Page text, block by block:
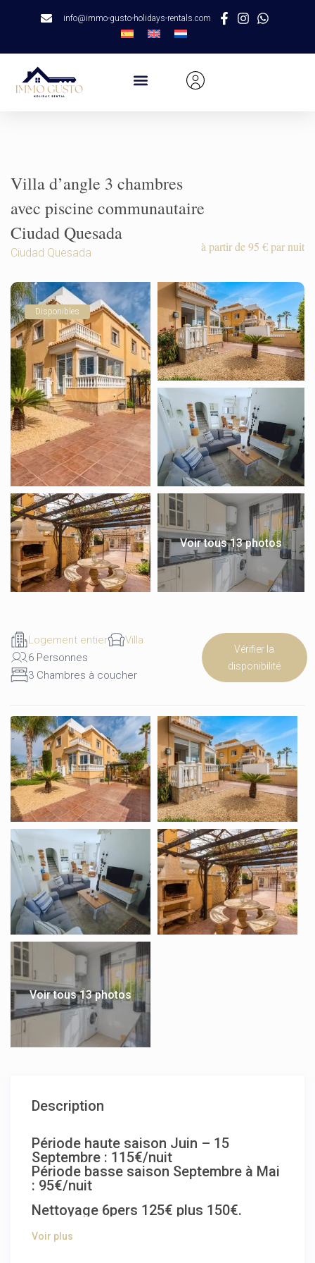
info@immo-gusto-holidays-rentals.com
Villa d’angle 3 chambres
avec piscine communautaire
Ciudad Quesada
à partir de 95 € par nuit
Ciudad Quesada
Disponibles
Voir tous 13 photos
Logement entier
Villa
6 Personnes
3 Chambres à coucher
Vérifier la
disponibilité
Voir tous 13 photos
Description
Période haute saison Juin – 15
Septembre : 115€/nuit
Période basse saison Septembre à Mai
: 95€/nuit
Nettoyage 6pers 125€ plus 150€.
Voir plus